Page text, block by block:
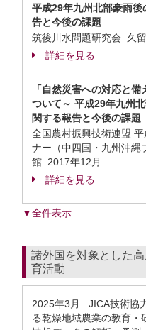
平成29年九州北部豪雨
告と今後の課題
筑後川水問題研究会 久
詳細を見る
「自然災害への対応と
ついて～ 平成29年九州
関する報告と今後の課題
全国農村振興技術連盟
ナー（中四国・九州沖
館 2017年12月
詳細を見る
▼全件表示
諸外国を対象とした
育活動
2025年3月
JICA技術協
る乾燥地域農業の教育・